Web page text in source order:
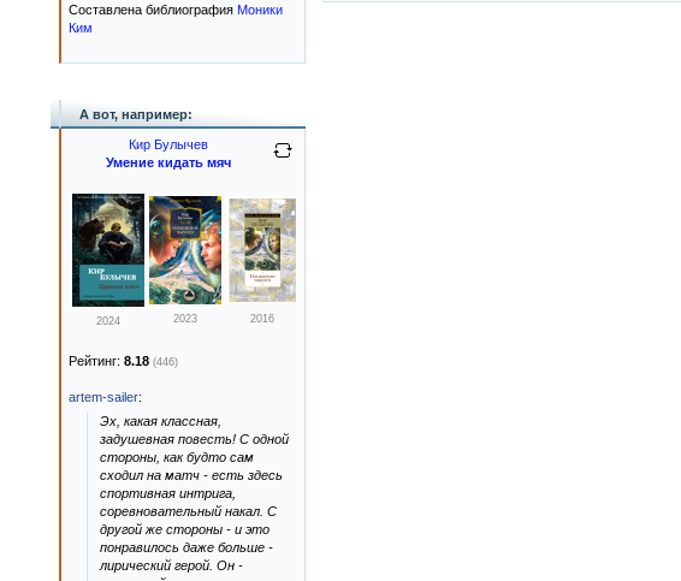
Составлена библиография Моники
Ким
А вот, например:
Кир Булычев
Умение кидать мяч
2024 2023 2016
Рейтинг: 8.18 (446)
artem-sailer:
Эх, какая классная,
задушевная повесть! С одной
стороны, как будто сам
сходил на матч - есть здесь
спортивная интрига,
соревновательный накал. С
другой же стороны - и это
понравилось даже больше -
лирический герой. Он -